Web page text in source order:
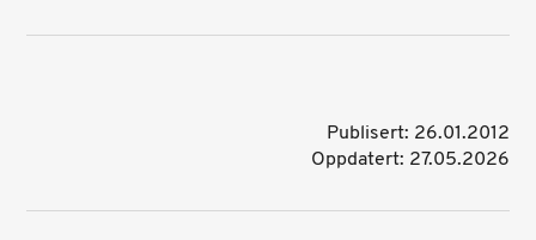
Publisert: 26.01.2012
Oppdatert: 27.05.2026